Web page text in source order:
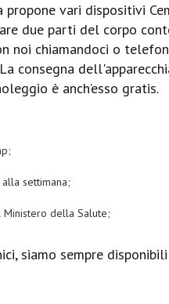
propone vari dispositivi
due parti del corpo
noi chiamandoci o
consegna
è anch’esso gratis.
settimana;
della Salute;
siamo sempre